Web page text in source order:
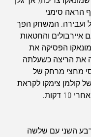
הראה סימני
ועבירה. המשחק הפך
איירבולים והחטאות
הפסיקה את
את הריצה כשעלתה
מחצי מרחק של
קולמן צימקו לקראת
השני עם שלשה